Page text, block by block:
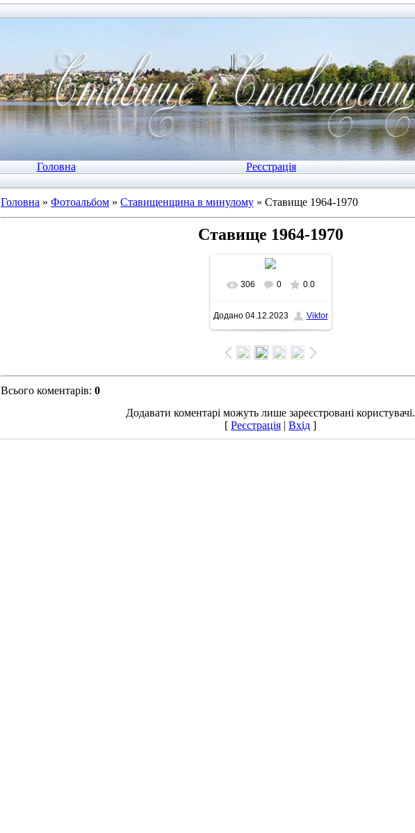
Головна Реєстрація
Головна » Фотоальбом » Ставищенщина в минулому » Ставище 1964-1970
Ставище 1964-1970
У реальному розмірі
1500x991/ 308.7Kb
306 0 0.0
Додано04.12.2023 Viktor
Всього коментарів: 0
Додавати коментарі можуть лише зареєстровані користувачі.
[ Реєстрація | Вхід ]